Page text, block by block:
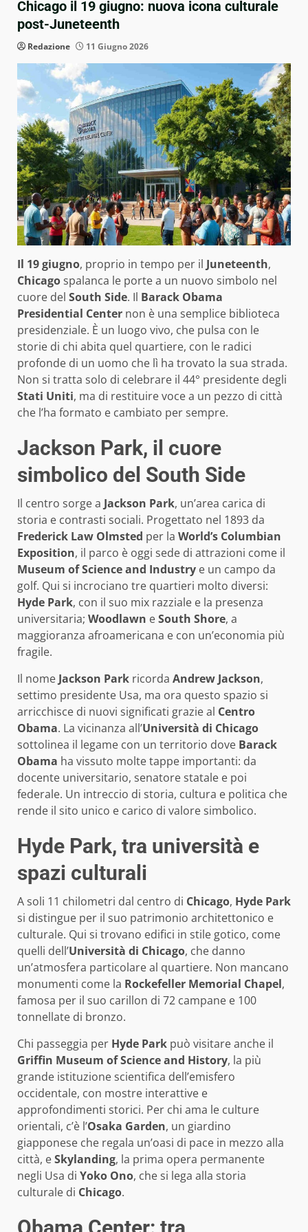
Chicago il 19 giugno: nuova icona culturale
post-Juneteenth
Redazione 11 Giugno 2026
Il 19 giugno, proprio in tempo per il Juneteenth,
Chicagospalanca le porte a un nuovo simbolo nel
cuore del South Side. Il Barack Obama
Presidential Center non è una semplice biblioteca
presidenziale. È un luogo vivo, che pulsa con le
storie di chi abita quel quartiere, con le radici
profonde di un uomo che lì ha trovato la sua strada.
Non si tratta solo di celebrare il 44° presidente degli
Stati Uniti, ma di restituire voce a un pezzo di città
che l’ha formato e cambiato per sempre.
Jackson Park, il cuore
simbolico del South Side
Il centro sorge a Jackson Park, un’area carica di
storia e contrasti sociali. Progettato nel 1893 da
Frederick Law Olmsted per la World’s Columbian
Exposition, il parco è oggi sede di attrazioni come il
Museum of Science and Industry e un campo da
golf. Qui si incrociano tre quartieri molto diversi:
Hyde Park, con il suo mix razziale e la presenza
universitaria; Woodlawn eSouth Shore, a
maggioranza afroamericana e con un’economia più
fragile.
Il nome Jackson Park ricorda Andrew Jackson,
settimo presidente Usa, ma ora questo spazio si
arricchisce di nuovi significati grazie al Centro
Obama. La vicinanza all’Università di Chicago
sottolinea il legame con un territorio dove Barack
Obama ha vissuto molte tappe importanti: da
docente universitario, senatore statale e poi
federale. Un intreccio di storia, cultura e politica che
rende il sito unico e carico di valore simbolico.
Hyde Park, tra università e
spazi culturali
A soli 11 chilometri dal centro di Chicago, Hyde Park
si distingue per il suo patrimonio architettonico e
culturale. Qui si trovano edifici in stile gotico, come
quelli dell’Università di Chicago, che danno
un’atmosfera particolare al quartiere. Non mancano
monumenti come la Rockefeller Memorial Chapel,
famosa per il suo carillon di 72 campane e 100
tonnellate di bronzo.
Chi passeggia per Hyde Park può visitare anche il
Griffin Museum of Science and History, la più
grande istituzione scientifica dell’emisfero
occidentale, con mostre interattive e
approfondimenti storici. Per chi ama le culture
orientali, c’è l’Osaka Garden, un giardino
giapponese che regala un’oasi di pace in mezzo alla
città, eSkylanding, la prima opera permanente
negli Usa di Yoko Ono, che si lega alla storia
culturale di Chicago.